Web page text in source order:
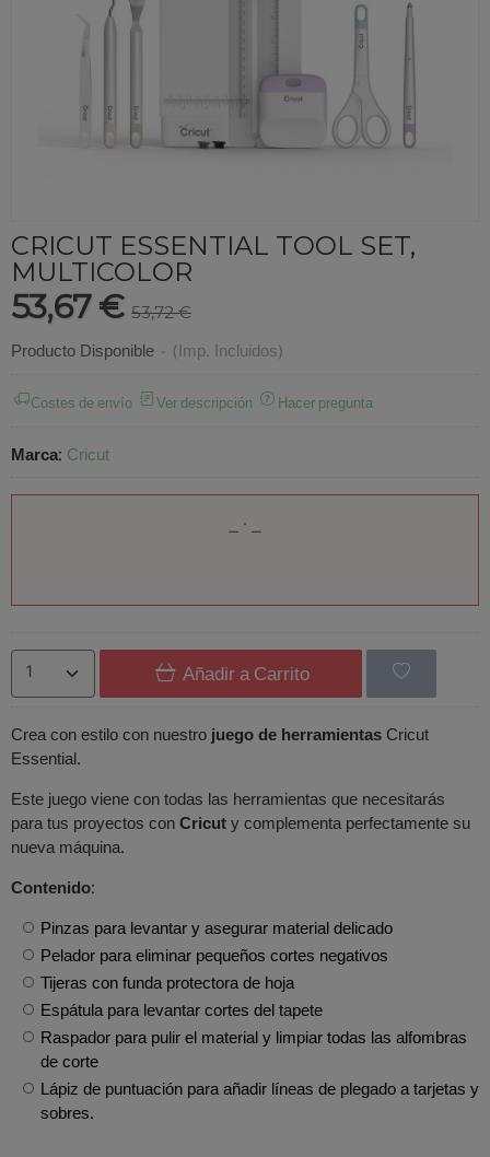
CRICUT ESSENTIAL TOOL SET,
MULTICOLOR
53,67 € 53,72 €
Producto Disponible - (Imp. Incluidos)
Costes de envío Ver descripción Hacer pregunta
Marca: Cricut
Añadir a Carrito
Crea con estilo con nuestrojuego de herramientasCricut
Essential.
Este juego viene con todas las herramientas que necesitarás
para tus proyectos conCricuty complementa perfectamente su
nueva máquina.
Contenido:
Pinzas para levantar y asegurar material delicado
Pelador para eliminar pequeños cortes negativos
Tijeras con funda protectora de hoja
Espátula para levantar cortes del tapete
Raspador para pulir el material y limpiar todas las alfombras
de corte
Lápiz de puntuación para añadir líneas de plegado a tarjetas y
sobres.